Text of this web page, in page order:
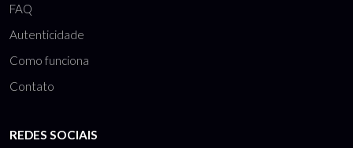
FAQ
Autenticidade
Como funciona
Contato
REDES SOCIAIS